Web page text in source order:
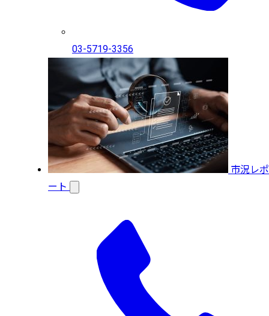
03-5719-3356
市況レポ
ート